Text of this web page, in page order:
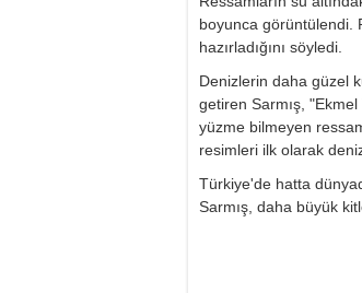
boyunca görüntülendi.
hazırladığını söyledi.
Denizlerin daha güzel
getiren Sarmış, "Ekmel
yüzme bilmeyen
resimleri ilk olarak
Türkiye'de hatta
Sarmış, daha büyük